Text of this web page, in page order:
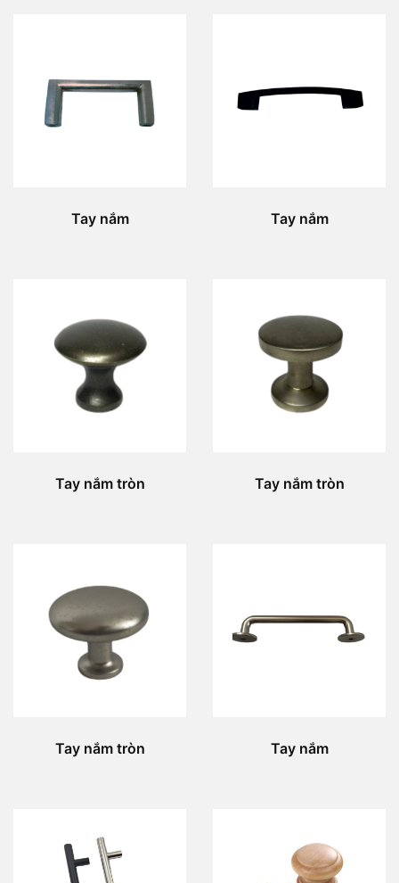
Tay nắm Tay nắm
Tay nắm tròn Tay nắm tròn
Tay nắm tròn Tay nắm